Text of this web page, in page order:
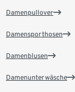
Damenpullover
Damensporthosen
Damenblusen
Damenunterwäsche